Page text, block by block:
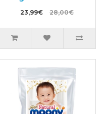
23,99€ 28,00€